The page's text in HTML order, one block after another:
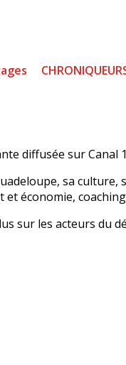
diffusée sur Canal
sa
économie,
sur les acteurs du